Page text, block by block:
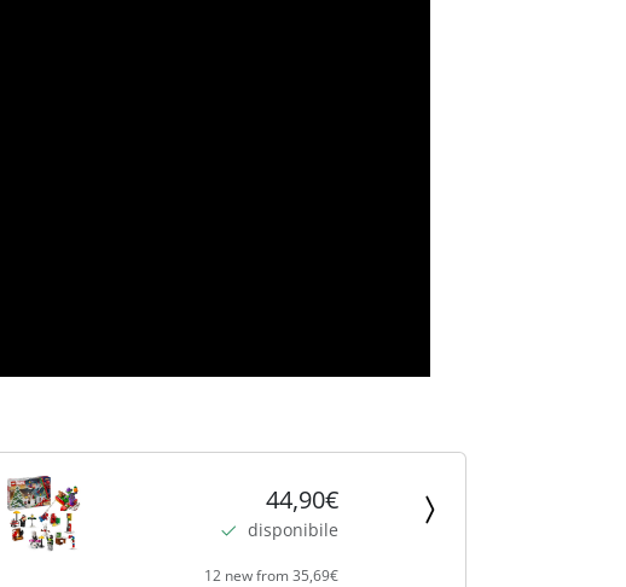
44,90€
disponibile
12 new from 35,69€